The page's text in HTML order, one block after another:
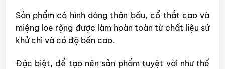
Sản phẩm có hình dáng thân bầu, cổ thắt cao và
miệng loe rộng được làm hoàn toàn từ chất liệu sứ
khử chì và có độ bền cao.
Đặc biệt, để tạo nên sản phẩm tuyệt vời như thế